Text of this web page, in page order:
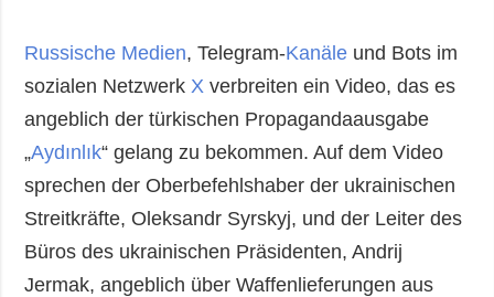
Russische Medien, Telegram-Kanäle und Bots im
sozialen Netzwerk X verbreiten ein Video, das es
angeblich der türkischen Propagandaausgabe
„Aydınlık“ gelang zu bekommen. Auf dem Video
sprechen der Oberbefehlshaber der ukrainischen
Streitkräfte, Oleksandr Syrskyj, und der Leiter des
Büros des ukrainischen Präsidenten, Andrij
Jermak, angeblich über Waffenlieferungen aus